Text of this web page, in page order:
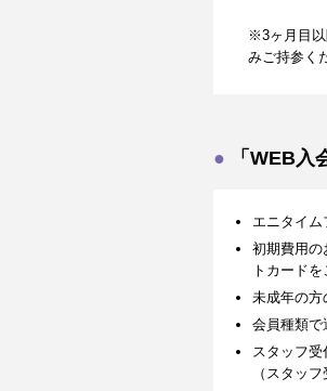
※3ヶ月目以
みご持参く
「WEB
エニタイム
初期費用の
トカードを
未成年の方
会員種類で
スタッフ受
（スタッ